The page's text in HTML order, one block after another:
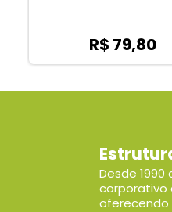
R$ 14,32
Desde
corporativo